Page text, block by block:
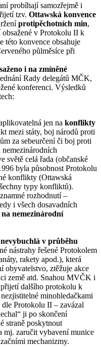
probíhají samozřejmě i
tzv. Ottawská konvence
protipěchotních min,
v Protokolu II k
této konvence obsahuje
půlměsíce při
i na zmíněné
Rady delegátů MČK,
konferenci. Výsledků
jen na konflikty
mezi státy, boj národů proti
za sebeurčení či boj proti
světě celá řada (občanské
byla působnost Protokolu
konflikty (Ottawská
typy konfliktů).
rozhodnutí –
i všech dosavadních
nemezinárodní
v průběhu
nástrahy řešené Protokolem
rakety apod.), která
obyvatelstvo, ztěžuje akce
země atd. Snahou MVČK i
dalšího protokolu k
minohledačkami
Protokolu II – zavázal
ji po skončení
straně poskytnout
mj. zaručit vybavení munice
mechanizmy.